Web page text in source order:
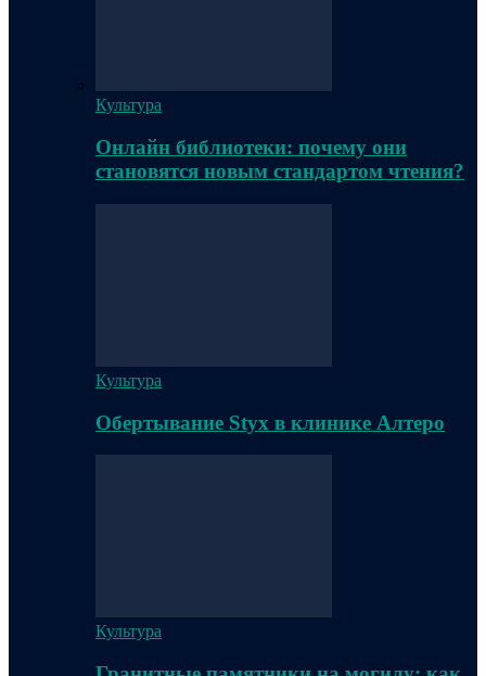
Культура
Онлайн библиотеки: почему они
становятся новым стандартом чтения?
Культура
Обертывание Styx в клинике Алтеро
Культура